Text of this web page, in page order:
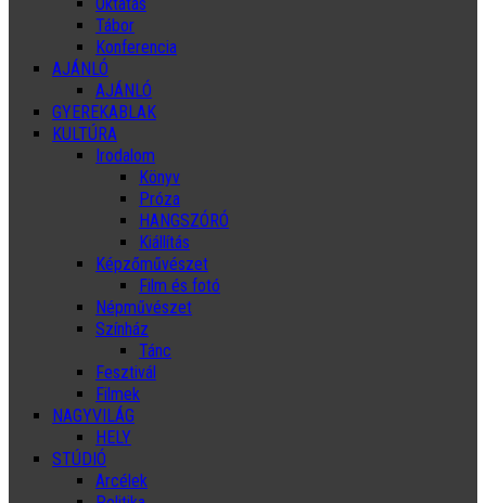
Tábor
Konferencia
AJÁNLÓ
AJÁNLÓ
GYEREKABLAK
KULTÚRA
Irodalom
Könyv
Próza
HANGSZÓRÓ
Kiállítás
Képzőművészet
Film és fotó
Népművészet
Színház
Tánc
Fesztivál
Filmek
NAGYVILÁG
HELY
STÚDIÓ
Arcélek